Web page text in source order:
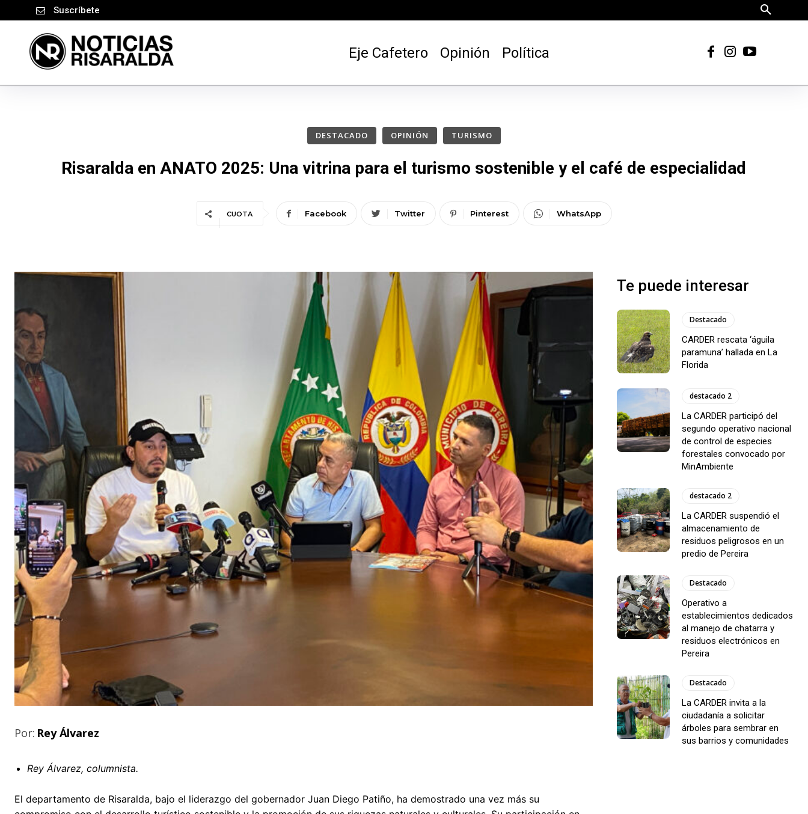
Suscríbete
Eje Cafetero Opinión Política
DESTACADO OPINIÓN TURISMO
Risaralda en ANATO 2025: Una vitrina para el turismo sostenible y el café de especialidad
CUOTA Facebook Twitter Pinterest WhatsApp
Por: Rey Álvarez
Rey Álvarez, columnista.
El departamento de Risaralda, bajo el liderazgo del gobernador Juan Diego Patiño, ha demostrado una vez más su
Te puede interesar
Destacado
CARDER rescata ‘águila
paramuna’ hallada en La
Florida
destacado 2
La CARDER participó del
segundo operativo nacional
de control de especies
forestales convocado por
MinAmbiente
destacado 2
La CARDER suspendió el
almacenamiento de
residuos peligrosos en un
predio de Pereira
Destacado
Operativo a
establecimientos dedicados
al manejo de chatarra y
residuos electrónicos en
Pereira
Destacado
La CARDER invita a la
ciudadanía a solicitar
árboles para sembrar en
sus barrios y comunidades